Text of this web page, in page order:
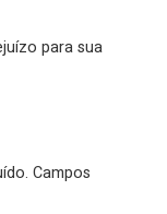
para sua
Campos